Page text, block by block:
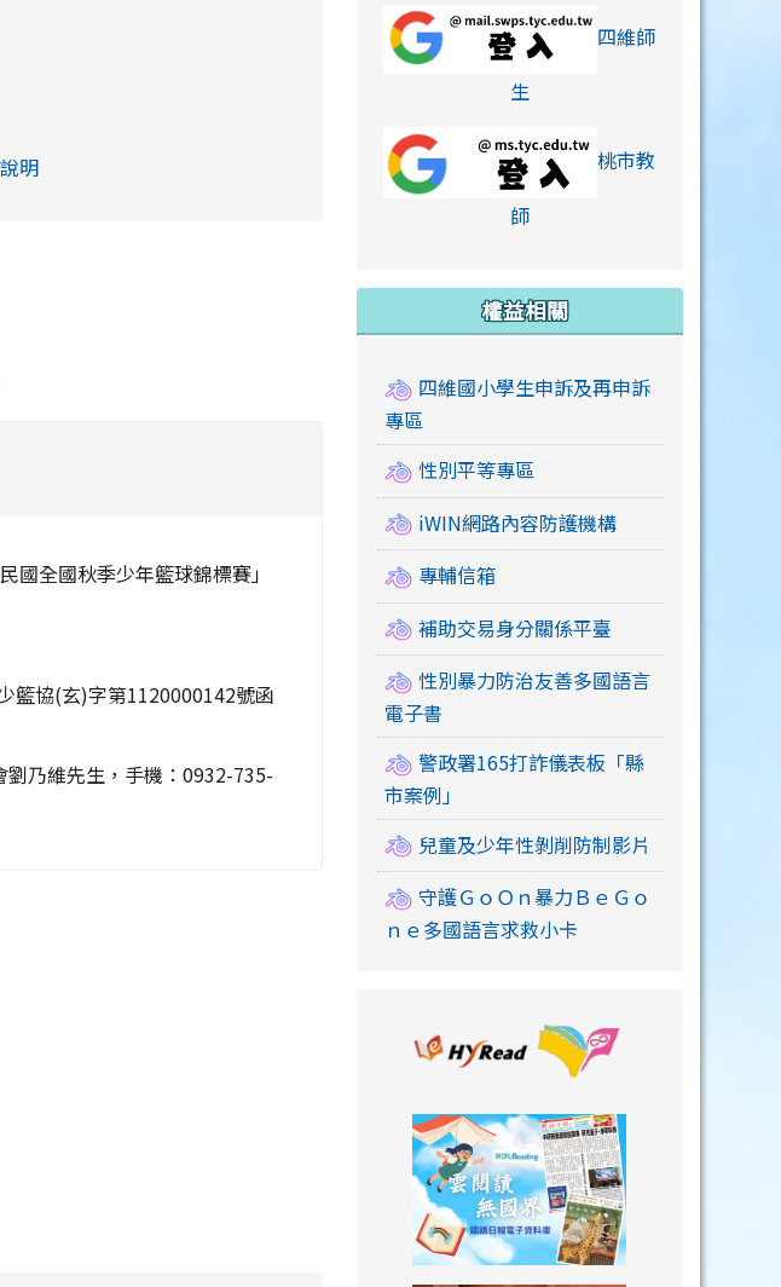
Shorts/xiaohongshu.html
明
eliteracy.edu.tw/Shorts/xiaohongshu.html
國全國秋季少年籃球錦標賽」
籃協(玄)字第1120000142號函
乃維先生，手機：0932-735-
四維師
生link to https://
桃市教
師link to https://
權益相關
四維國小學生申訴及再申訴
專區
性別平等專區
iWIN網路內容防護機構
專輔信箱
補助交易身分關係平臺
性別暴力防治友善多國語言
電子書
警政署165打詐儀表板「縣
市案例」
兒童及少年性剝削防制影片
守護ＧｏＯｎ暴力ＢｅＧｏ
ｎｅ多國語言求救小卡